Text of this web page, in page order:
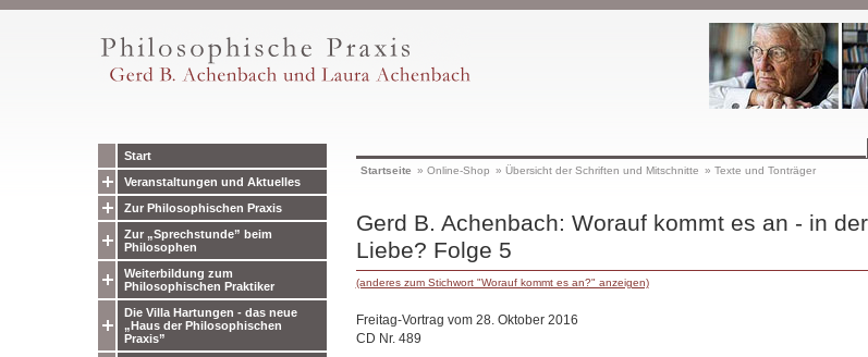
Start
Veranstaltungen und Aktuelles
Zur Philosophischen Praxis
Zur „Sprechstunde” beim
Philosophen
Weiterbildung zum
Philosophischen Praktiker
Die Villa Hartungen - das neue
„Haus der Philosophischen
Praxis”
Startseite » Online-Shop » Übersicht der Schriften und Mitschnitte » Texte und Tonträger
Gerd B. Achenbach: Worauf kommt es an - in
Liebe? Folge 5
(anderes zum Stichwort "Worauf kommt es an?" anzeigen)
Freitag-Vortrag vom 28. Oktober 2016
CD Nr. 489